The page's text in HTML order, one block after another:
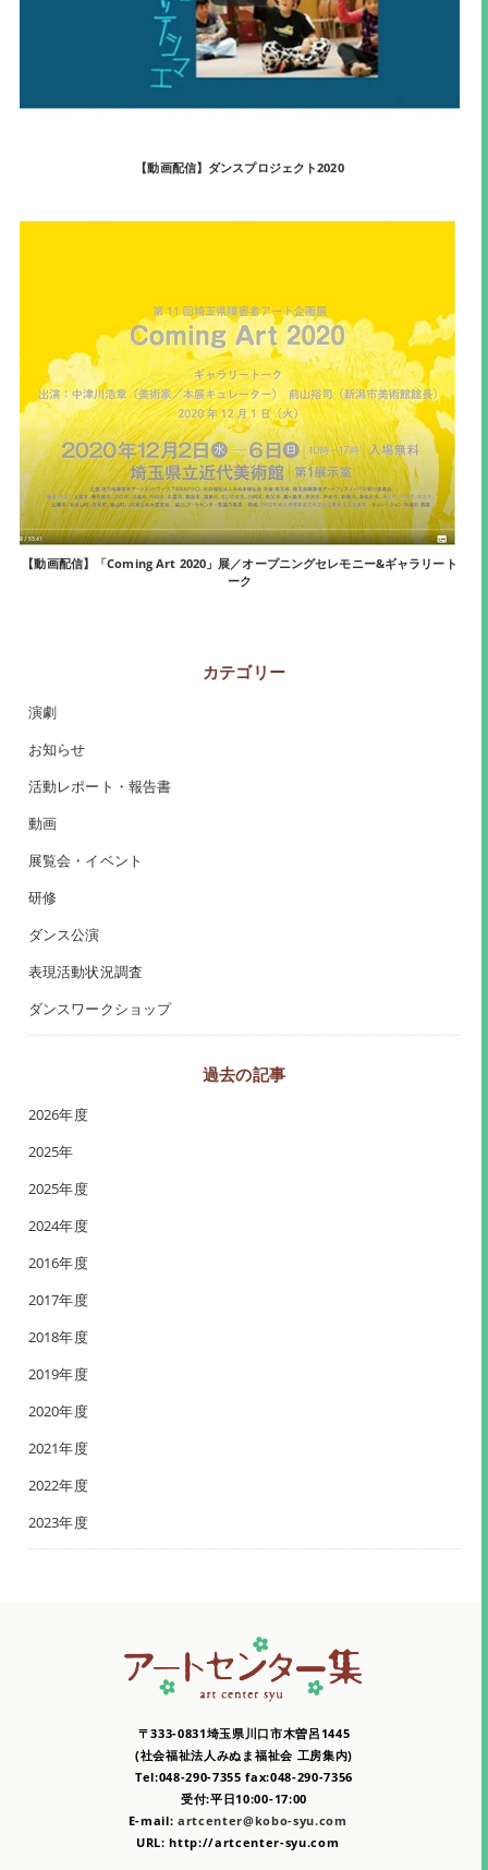
【動画配信】ダンスプロジェクト2020
【動画配信】「Coming Art 2020」展／オープニングセレモニー&ギャラリート
ーク
カテゴリー
演劇
お知らせ
活動レポート・報告書
動画
展覧会・イベント
研修
ダンス公演
表現活動状況調査
ダンスワークショップ
過去の記事
2026年度
2025年
2025年度
2024年度
2016年度
2017年度
2018年度
2019年度
2020年度
2021年度
2022年度
2023年度
〒333-0831埼玉県川口市木曽呂1445
(社会福祉法人みぬま福祉会 工房集内)
Tel:048-290-7355 fax:048-290-7356
受付:平日10:00-17:00
E-mail: artcenter@kobo-syu.com
URL: http://artcenter-syu.com